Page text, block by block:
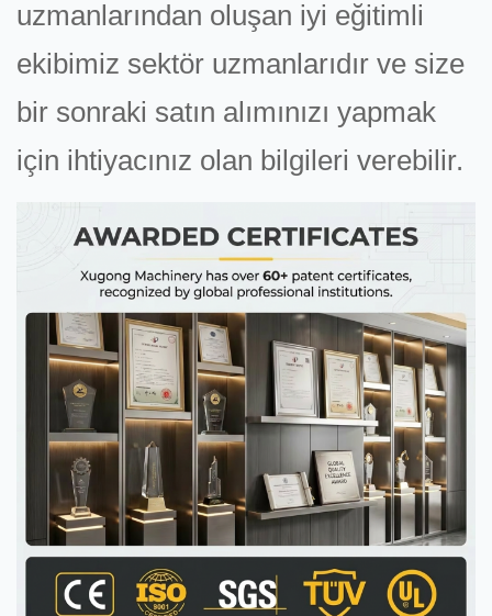
uzmanlarından oluşan iyi eğitimli
ekibimiz sektör uzmanlarıdır ve size
bir sonraki satın alımınızı yapmak
için ihtiyacınız olan bilgileri verebilir.